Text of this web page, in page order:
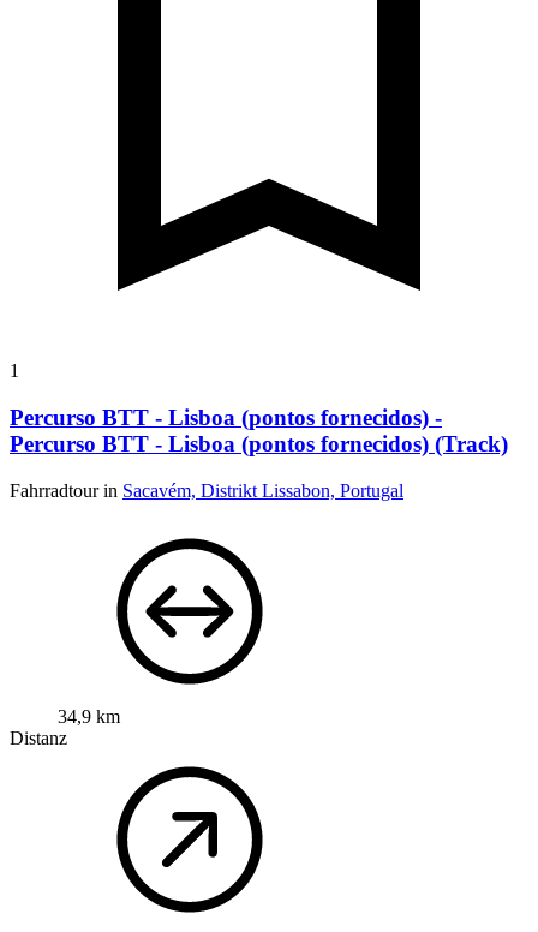
1
Percurso BTT - Lisboa (pontos fornecidos) -
Percurso BTT - Lisboa (pontos fornecidos) (Track)
Fahrradtour in Sacavém, Distrikt Lissabon, Portugal
34,9 km
Distanz